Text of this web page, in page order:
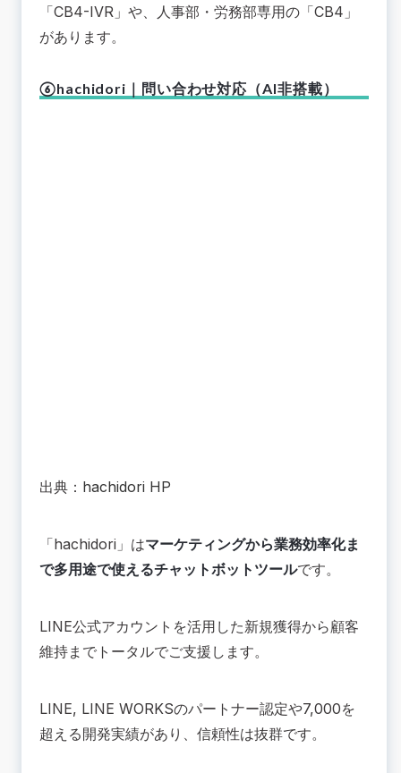
「CB4-IVR」や、人事部・労務部専用の「CB4」
があります。
⑥hachidori｜問い合わせ対応（AI非搭載）
出典： hachidori HP
「hachidori」はマーケティングから業務効率化ま
で多用途で使えるチャットボットツールです。
LINE公式アカウントを活用した新規獲得から顧客
維持までトータルでご支援します。
LINE, LINE WORKSのパートナー認定や7,000を
超える開発実績があり、信頼性は抜群です。